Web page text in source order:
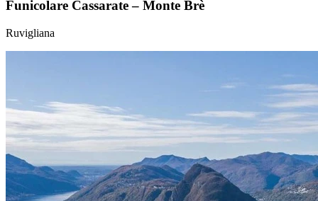
Funicolare Cassarate – Monte Brè
Ruvigliana